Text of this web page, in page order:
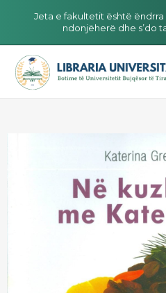
Jeta e fakultetit është
ndonjëherë dhe s’do